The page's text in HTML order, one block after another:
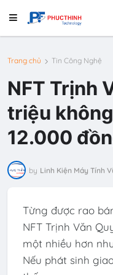
Trang chủ Tin Công Nghệ
NFT Trịnh
triệu
12.000
by Linh Kiện Máy Tính
Từng được rao
NFT Trịnh Văn
một nhiều hơn
Nếu phát sinh